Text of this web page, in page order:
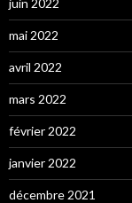
juin 2022
mai 2022
avril 2022
mars 2022
février 2022
janvier 2022
décembre 2021